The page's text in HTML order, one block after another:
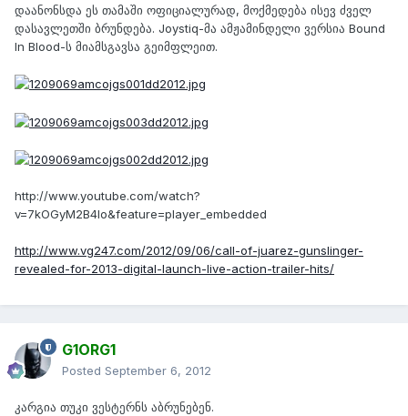
დაანონსდა ეს თამაში ოფიციალურად, მოქმედება ისევ ძველ
დასავლეთში ბრუნდება. Joystiq-მა ამჟამინდელი ვერსია Bound
In Blood-ს მიამსგავსა გეიმფლეით.
http://www.youtube.com/watch?
v=7kOGyM2B4Io&feature=player_embedded
http://www.vg247.com/2012/09/06/call-of-juarez-gunslinger-
revealed-for-2013-digital-launch-live-action-trailer-hits/
G1ORG1
Posted September 6, 2012
კარგია თუკი ვესტერნს აბრუნებენ.